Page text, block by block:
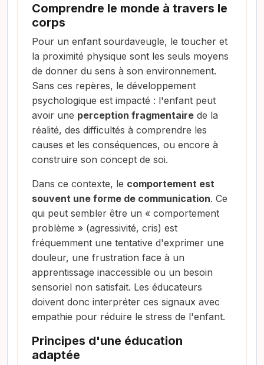
Comprendre le monde à travers le
corps
Pour un enfant sourdaveugle, le toucher et
la proximité physique sont les seuls moyens
de donner du sens à son environnement.
Sans ces repères, le développement
psychologique est impacté : l'enfant peut
avoir une perception fragmentaire de la
réalité, des difficultés à comprendre les
causes et les conséquences, ou encore à
construire son concept de soi.
Dans ce contexte, le comportement est
souvent une forme de communication. Ce
qui peut sembler être un « comportement
problème » (agressivité, cris) est
fréquemment une tentative d'exprimer une
douleur, une frustration face à un
apprentissage inaccessible ou un besoin
sensoriel non satisfait. Les éducateurs
doivent donc interpréter ces signaux avec
empathie pour réduire le stress de l'enfant.
Principes d'une éducation
adaptée